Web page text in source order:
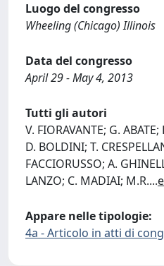
Luogo del congresso
Wheeling (Chicago) Illinois
Data del congresso
April 29 - May 4, 2013
Tutti gli autori
V. FIORAVANTE; G. ABATE;
D. BOLDINI; T.
FACCIORUSSO; A.
LANZO; C. MADIAI; M.R....
Appare nelle tipologie:
4a - Articolo in atti di